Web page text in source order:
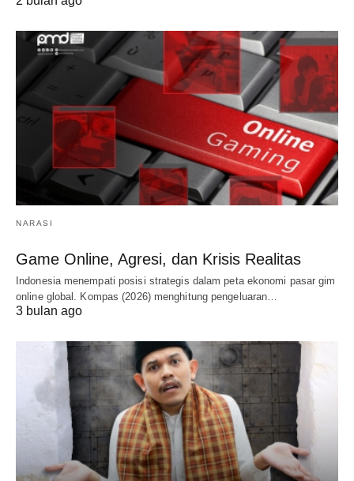
NARASI
Game Online, Agresi, dan Krisis Realitas
Indonesia menempati posisi strategis dalam peta ekonomi pasar gim
online global. Kompas (2026) menghitung pengeluaran…
3 bulan ago